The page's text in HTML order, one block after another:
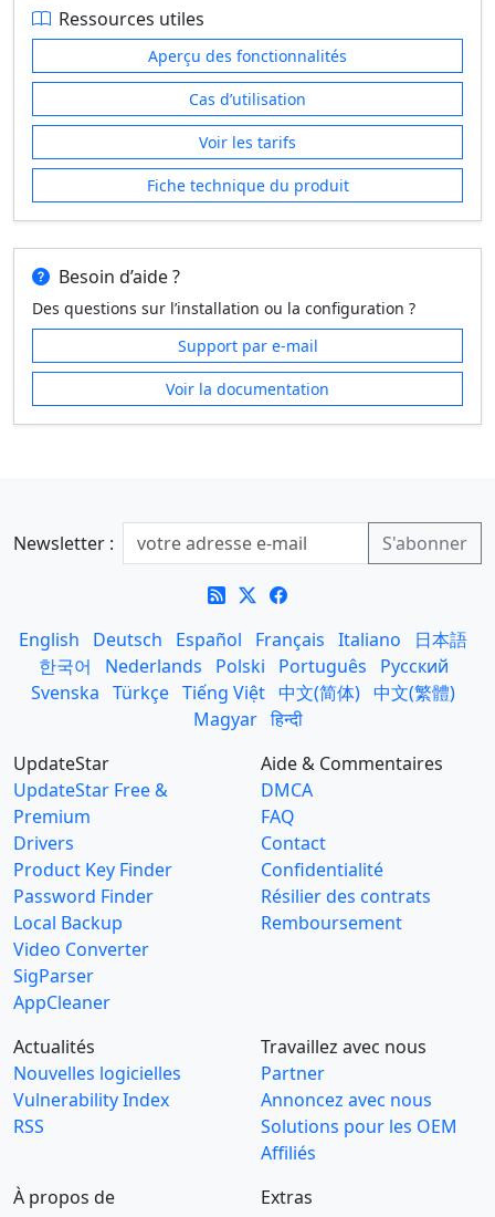
Ressources utiles
Aperçu des fonctionnalités
Cas d’utilisation
Voir les tarifs
Fiche technique du produit
Besoin d’aide ?
Des questions sur l’installation ou la configuration ?
Support par e‑mail
Voir la documentation
Newsletter :
English Deutsch Español Français Italiano
日本語
한국어
Nederlands Polski Português
Русский
Svenska Türkçe Tiếng Việt 中文(简体) 中文(繁體)
Magyar हिन्दी
UpdateStar
UpdateStar Free &
Premium
Drivers
Product Key Finder
Password Finder
Local Backup
Video Converter
SigParser
AppCleaner
Aide & Commentaires
DMCA
FAQ
Contact
Confidentialité
Résilier des contrats
Remboursement
Actualités
Nouvelles logicielles
Vulnerability Index
RSS
Travaillez avec nous
Partner
Annoncez avec nous
Solutions pour les OEM
Affiliés
À propos de
Extras